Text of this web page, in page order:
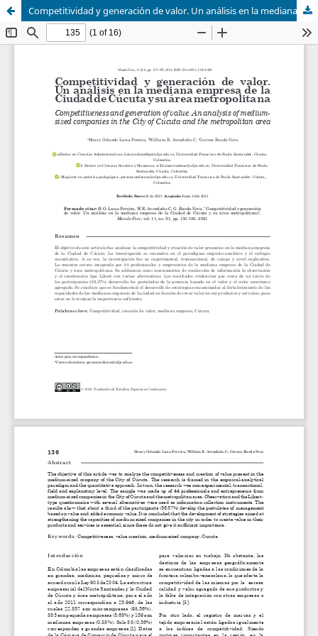
Competitividad y generación de valor. Un análisis en la mediana empresa de la ciudad de Cúcuta y su área metropolitana